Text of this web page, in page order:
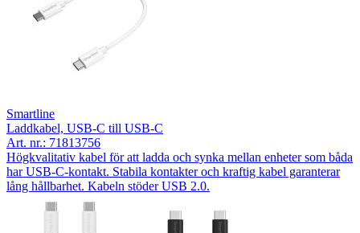
Smartline
Laddkabel, USB-C till USB-C
Art. nr.: 71813756
Högkvalitativ kabel för att ladda och synka mellan enheter som båda
har USB-C-kontakt. Stabila kontakter och kraftig kabel garanterar
lång hållbarhet. Kabeln stöder USB 2.0.